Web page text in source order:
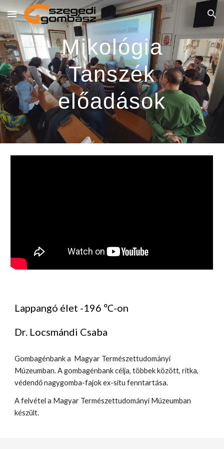
Skip to main content Skip to navigation
Mikológia
Tanszék
előadások
Lappangó élet -196 ℃-on
Dr. Locsmándi Csaba
Gombagénbank a Magyar Természettudományi
Múzeumban. A gombagénbank célja, többek között, ritka,
védendő nagygomba-fajok ex-situ fenntartása.
A felvétel a Magyar Természettudományi Múzeumban
készült.